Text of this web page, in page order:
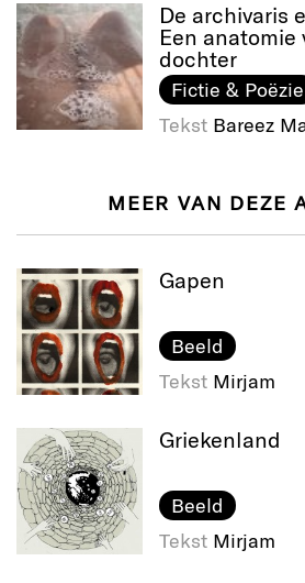
De archivaris
Een anatomie
dochter
Fictie & Poëzie
Tekst Bareez
MEER VAN DEZE
Gapen
Beeld
Tekst Mirjam
Griekenland
Beeld
Tekst Mirjam